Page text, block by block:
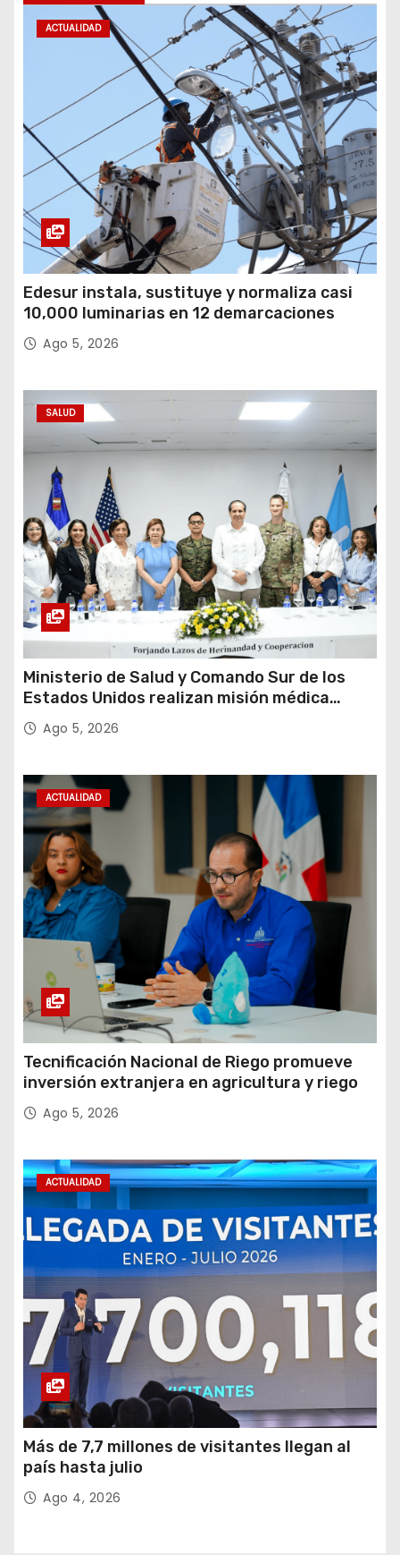
ACTUALIDAD
Edesur instala, sustituye y normaliza casi
10,000 luminarias en 12 demarcaciones
Ago 5, 2026
SALUD
Ministerio de Salud y Comando Sur de los
Estados Unidos realizan misión médica
Amistad 2026 en La Vega
Ago 5, 2026
ACTUALIDAD
Tecnificación Nacional de Riego promueve
inversión extranjera en agricultura y riego
Ago 5, 2026
ACTUALIDAD
Más de 7,7 millones de visitantes llegan al
país hasta julio
Ago 4, 2026